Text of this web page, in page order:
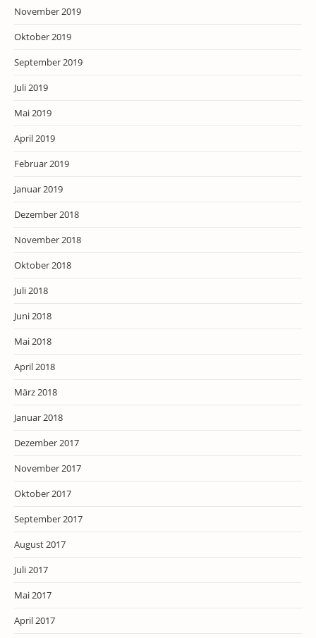
November 2019
Oktober 2019
September 2019
Juli 2019
Mai 2019
April 2019
Februar 2019
Januar 2019
Dezember 2018
November 2018
Oktober 2018
Juli 2018
Juni 2018
Mai 2018
April 2018
März 2018
Januar 2018
Dezember 2017
November 2017
Oktober 2017
September 2017
August 2017
Juli 2017
Mai 2017
April 2017